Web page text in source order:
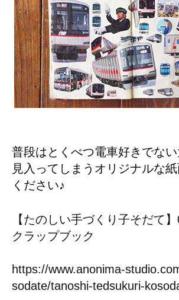
普段はとくべつ電車好きでな
見入ってしまうオリジナルな
ください♪
【たのしい手づくり子そだて
クラップブック
https://www.anonima-
sodate/tanoshi-tedsukuri-